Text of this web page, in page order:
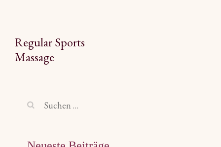
Beitragsnavigation
Regular Sports
Massage
Suchen